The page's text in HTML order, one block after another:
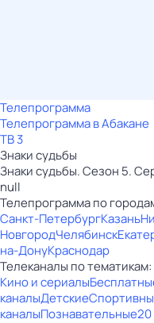
Телепрограмма
Телепрограмма в Абакане
ТВ 3
Знаки судьбы
Знаки судьбы. Сезон 5.
null
Телепрограмма по
Санкт-ПетербургКазань
НовгородЧелябинск
на-ДонуКраснодар
Телеканалы по тематикам:
Кино и сериалы
каналыДетские
каналыПознавательные20